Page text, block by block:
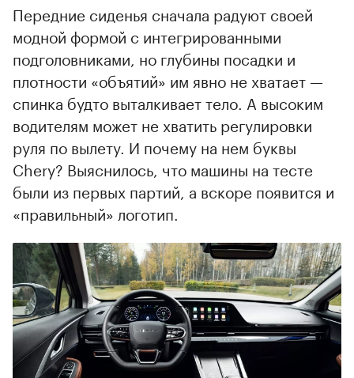
Передние сиденья сначала радуют своей
модной формой с интегрированными
подголовниками, но глубины посадки и
плотности «объятий» им явно не хватает —
спинка будто выталкивает тело. А высоким
водителям может не хватить регулировки
руля по вылету. И почему на нем буквы
Chery? Выяснилось, что машины на тесте
были из первых партий, а вскоре появится и
«правильный» логотип.